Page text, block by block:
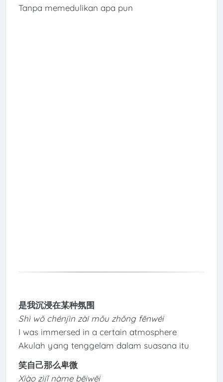
Tanpa memedulikan apa pun
是我沉浸在某种氛围
Shì wǒ chénjìn zài mǒu zhǒng fēnwéi
I was immersed in a certain atmosphere
Akulah yang tenggelam dalam suasana itu
笑自己那么卑微
Xiào zìjǐ nàme bēiwēi